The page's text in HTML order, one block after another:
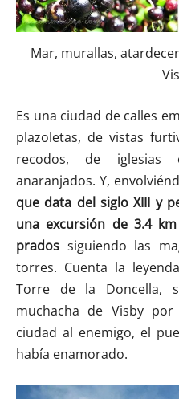
Mar, murallas,
Es una ciudad de calles
plazoletas, de vistas
recodos, de
anaranjados. Y,
que data del siglo XIII y
una excursión de 3.4
prados siguiendo las
torres. Cuenta la
Torre de la Doncella,
muchacha de Visby
ciudad al enemigo, el
había enamorado.